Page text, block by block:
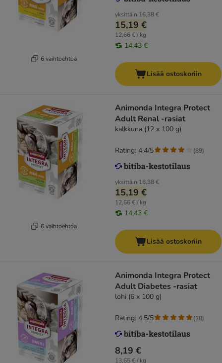
6 vaihtoehtoa
yksittäin 16,38 €
15,19 €
12,66 € / kg
14,43 €
Lisää ostoskoriin
6 vaihtoehtoa
Animonda Integra Protect
Adult Renal -rasiat
kalkkuna (12 x 100 g)
yksittäin 16,38 €
15,19 €
12,66 € / kg
14,43 €
Rating: 4.4/5 (89)
Lisää ostoskoriin
Animonda Integra Protect
Adult Diabetes -rasiat
lohi (6 x 100 g)
8,19 €
13,65 € / kg
Rating: 4.5/5 (30)